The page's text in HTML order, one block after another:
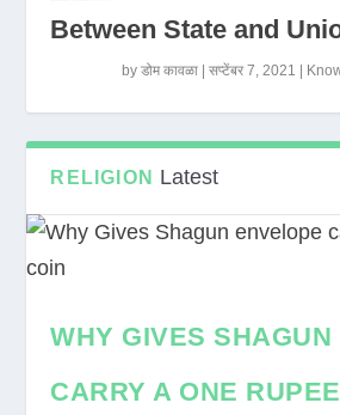
Between State and
byडोम कावळा |सप्टेंबर 7, 2021
RELIGION Latest
WHY GIVES SHAGUN
CARRY A ONE